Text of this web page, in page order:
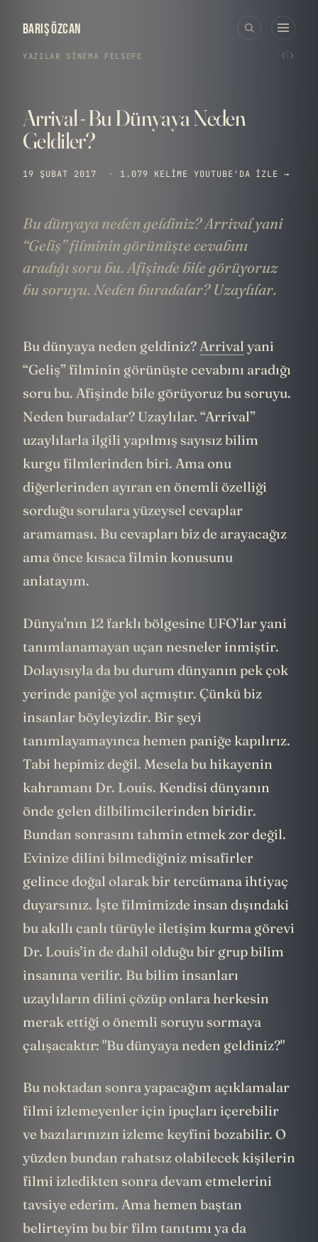
BARIŞ ÖZCAN
YAZILAR SINEMA FELSEFE ‹ ›
Arrival - Bu Dünyaya Neden
Geldiler?
19 ŞUBAT 2017 · 1.079 KELIME YOUTUBE'DA IZLE →
Bu dünyaya neden geldiniz? Arrival yani
“Geliş” filminin görünüşte cevabını
aradığı soru bu. Afişinde bile görüyoruz
bu soruyu. Neden buradalar? Uzaylılar.
Bu dünyaya neden geldiniz?Arrival yani
“Geliş” filminin görünüşte cevabını aradığı
soru bu. Afişinde bile görüyoruz bu soruyu.
Neden buradalar? Uzaylılar. “Arrival”
uzaylılarla ilgili yapılmış sayısız bilim
kurgu filmlerinden biri. Ama onu
diğerlerinden ayıran en önemli özelliği
sorduğu sorulara yüzeysel cevaplar
aramaması. Bu cevapları biz de arayacağız
ama önce kısaca filmin konusunu
anlatayım.
Dünya'nın 12 farklı bölgesine UFO’lar yani
tanımlanamayan uçan nesneler inmiştir.
Dolayısıyla da bu durum dünyanın pek çok
yerinde paniğe yol açmıştır. Çünkü biz
insanlar böyleyizdir. Bir şeyi
tanımlayamayınca hemen paniğe kapılırız.
Tabi hepimiz değil. Mesela bu hikayenin
kahramanı Dr. Louis. Kendisi dünyanın
önde gelen dilbilimcilerinden biridir.
Bundan sonrasını tahmin etmek zor değil.
Evinize dilini bilmediğiniz misafirler
gelince doğal olarak bir tercümana ihtiyaç
duyarsınız. İşte filmimizde insan dışındaki
bu akıllı canlı türüyle iletişim kurma görevi
Dr. Louis’in de dahil olduğu bir grup bilim
insanına verilir. Bu bilim insanları
uzaylıların dilini çözüp onlara herkesin
merak ettiği o önemli soruyu sormaya
çalışacaktır: "Bu dünyaya neden geldiniz?"
Bu noktadan sonra yapacağım açıklamalar
filmi izlemeyenler için ipuçları içerebilir
ve bazılarınızın izleme keyfini bozabilir. O
yüzden bundan rahatsız olabilecek kişilerin
filmi izledikten sonra devam etmelerini
tavsiye ederim. Ama hemen baştan
belirteyim bu bir film tanıtımı ya da